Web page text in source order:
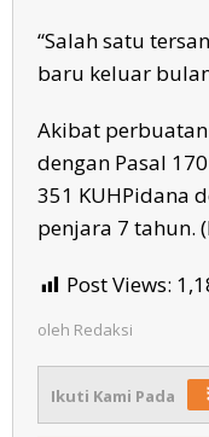
“Salah satu
baru keluar
Akibat
dengan Pasal
351 KUHPidana
penjara 7 tahun.
Post Views:
oleh Redaksi
Ikuti Kami Pada